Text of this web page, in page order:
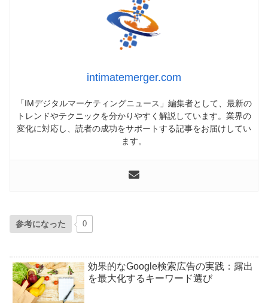
intimatemerger.com
「IMデジタルマーケティングニュース」編集者として、最新の
トレンドやテクニックを分かりやすく解説しています。業界の
変化に対応し、読者の成功をサポートする記事をお届けしてい
ます。
参考になった 0
効果的なGoogle検索広告の実践：露出
を最大化するキーワード選び